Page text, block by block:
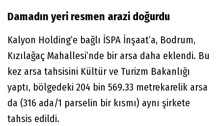
Damadın yeri resmen arazi doğurdu
Kalyon Holding’e bağlı İSPA İnşaat’a, Bodrum,
Kızılağaç Mahallesi’nde bir arsa daha eklendi. Bu
kez arsa tahsisini Kültür ve Turizm Bakanlığı
yaptı, bölgedeki 204 bin 569.33 metrekarelik arsa
da (316 ada/1 parselin bir kısmı) aynı şirkete
tahsis edildi.